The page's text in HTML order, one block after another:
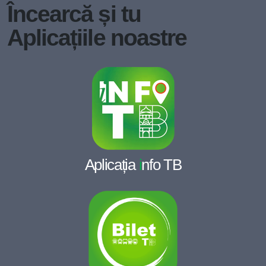
Încearcă și tu
Aplicațiile noastre
Aplicația info TB